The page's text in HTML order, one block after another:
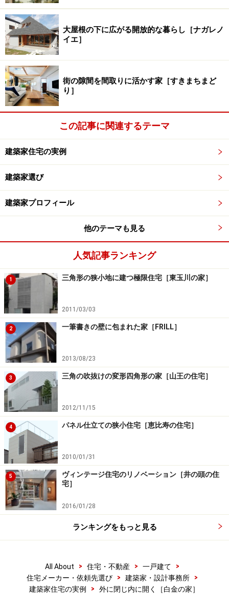
大屋根の下に広がる開放的な暮らし［ナガレノ
イエ］
街の隙間を間取りに活かす家［すきまちまど
り］
この記事に関連するテーマ
建築家住宅の実例
建築家選び
建築家プロフィール
他のテーマも見る
人気記事ランキング
1 三角形の狭小地に建つ極限住宅［東玉川の家］
2011/03/03
2 一筆書きの壁に包まれた家［FRILL］
2013/08/23
3 三角の吹抜けの変形四角形の家［山王の住宅］
2012/11/15
4 パネル仕立ての狭小住宅［恵比寿の住宅］
2010/01/31
5
ヴィンテージ住宅のリノベーション［井の頭の住
宅］
2016/01/28
ランキングをもっと見る
All About > 住宅・不動産 > 一戸建て
>
住宅メーカー・依頼先選び
> 建築家・設計事務所
>
建築家住宅の実例
> 外に閉じ内に開く［白金の家］